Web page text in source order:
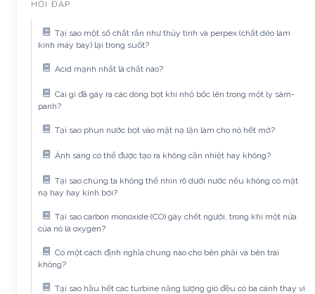
HỎI ĐÁP
Tại sao một số chất rắn như thủy tinh và perpex (chất dẻo làm
kính máy bay) lại trong suốt?
Acid mạnh nhất là chất nào?
Cái gì đã gây ra các dòng bọt khí nhỏ bốc lên trong một ly sâm-
panh?
Tại sao phun nước bọt vào mặt nạ lặn làm cho nó hết mờ?
Ánh sáng có thể được tạo ra không cần nhiệt hay không?
Tại sao chúng ta không thể nhìn rõ dưới nước nếu không có mặt
nạ hay hay kính bơi?
Tại sao carbon monoxide (CO) gây chết người, trong khi một nửa
của nó là oxygen?
Có một cách định nghĩa chung nào cho bên phải và bên trái
không?
Tại sao hầu hết các turbine năng lượng gió đều có ba cánh thay vì